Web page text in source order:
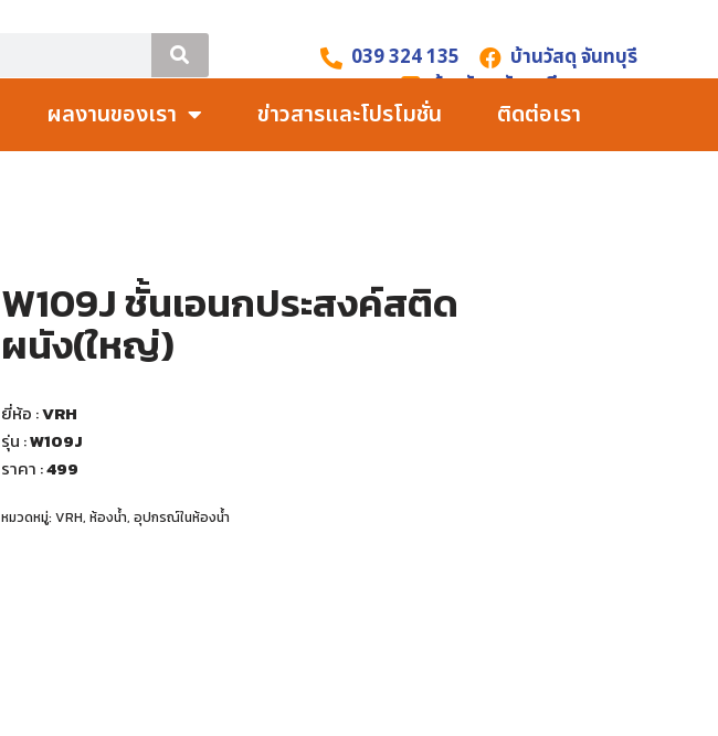
039 324 135
บ้านวัสดุ จันทบุรี
บ้านวัสดุ จันทบุรี
ผลงานของเรา ข่าวสารและโปรโมชั่น ติดต่อเรา
W109J ชั้นเอนกประสงค์สติด
ผนัง(ใหญ่)
ยี่ห้อ :VRH
รุ่น :W109J
ราคา :499
หมวดหมู่: VRH, ห้องน้ำ, อุปกรณ์ในห้องน้ำ